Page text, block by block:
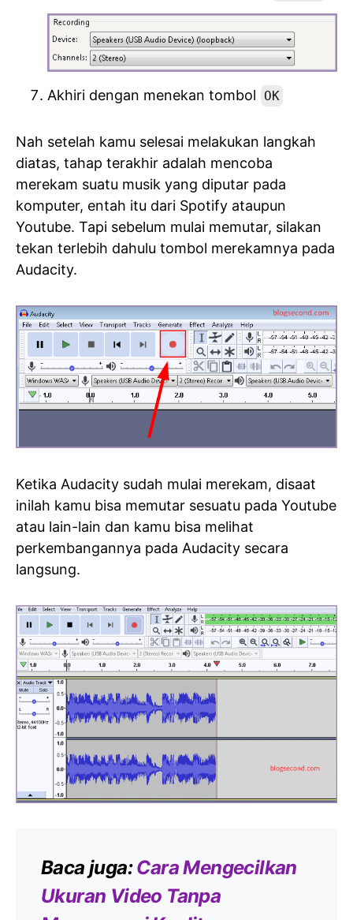
Akhiri dengan menekan tombol OK
Nah setelah kamu selesai melakukan langkah
diatas, tahap terakhir adalah mencoba
merekam suatu musik yang diputar pada
komputer, entah itu dari Spotify ataupun
Youtube. Tapi sebelum mulai memutar, silakan
tekan terlebih dahulu tombol merekamnya pada
Audacity.
Ketika Audacity sudah mulai merekam, disaat
inilah kamu bisa memutar sesuatu pada Youtube
atau lain-lain dan kamu bisa melihat
perkembangannya pada Audacity secara
langsung.
Baca juga:Cara Mengecilkan
Ukuran Video Tanpa